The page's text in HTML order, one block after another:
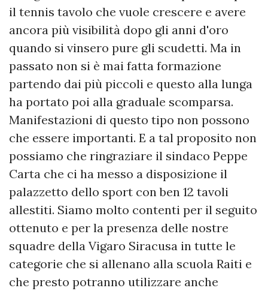
il tennis tavolo che vuole crescere e avere
ancora più visibilità dopo gli anni d'oro
quando si vinsero pure gli scudetti. Ma in
passato non si è mai fatta formazione
partendo dai più piccoli e questo alla lunga
ha portato poi alla graduale scomparsa.
Manifestazioni di questo tipo non possono
che essere importanti. E a tal proposito non
possiamo che ringraziare il sindaco Peppe
Carta che ci ha messo a disposizione il
palazzetto dello sport con ben 12 tavoli
allestiti. Siamo molto contenti per il seguito
ottenuto e per la presenza delle nostre
squadre della Vigaro Siracusa in tutte le
categorie che si allenano alla scuola Raiti e
che presto potranno utilizzare anche